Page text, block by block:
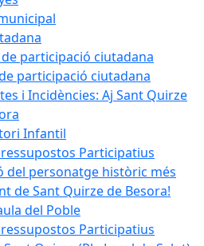
participació ciutadana
participació ciutadana
i Incidències: Aj Sant Quirze
Infantil
Participatius
del personatge històric més
de Sant Quirze de Besora!
del Poble
Participatius